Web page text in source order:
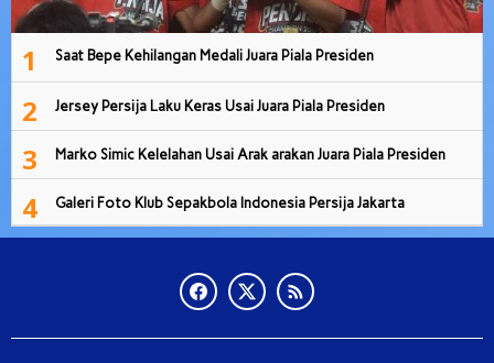
1 Saat Bepe Kehilangan Medali Juara Piala Presiden
2 Jersey Persija Laku Keras Usai Juara Piala Presiden
3 Marko Simic Kelelahan Usai Arak arakan Juara Piala Presiden
4 Galeri Foto Klub Sepakbola Indonesia Persija Jakarta